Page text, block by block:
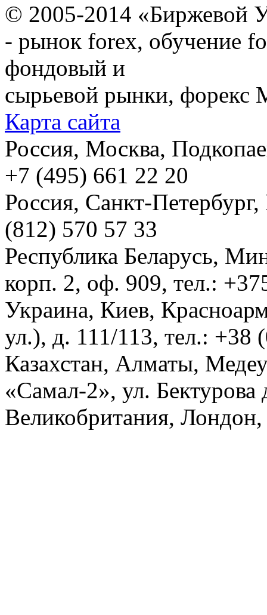
© 2005-2014 «Биржевой
- рынок forex, обучение
фондовый и
сырьевой рынки, форекс
Карта сайта
Россия, Москва,
+7 (495) 661 22 20
Россия, Санкт-
(812) 570 57 33
Республика Беларусь,
корп. 2, оф. 909, тел.:
Украина, Киев,
ул.), д. 111/113, тел.: +38
Казахстан, Алматы,
«Самал-2», ул.
Великобритания,